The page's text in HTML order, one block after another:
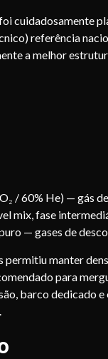
cuidadosamente
referência
a melhor
/ 60% He) — gás
mix, fase
— gases de
permitiu manter
para
barco dedicado